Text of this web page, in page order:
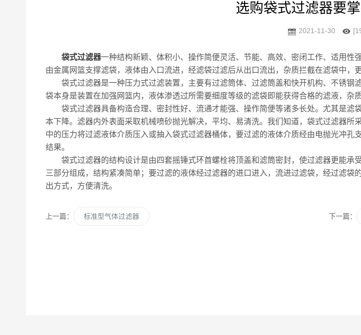
选购袋式过滤器要
2021-11-30
袋式过滤器一种结构新颖、体积小、操作简便灵活、节能、高效、密闭工作、适用
由金属网篮支撑滤袋，液体由入口流进，经滤袋过滤后从出口流出，杂质拦截在滤袋中，
袋式过滤器是一种压力式过滤装置，主要有过滤筒体、过滤筒盖和快开机构、不锈钢
袋本身是装置在加强网篮内，液体渗透过所需要细度等级的滤袋即能获得合格的滤液，杂
袋式过滤器具备构造合理、密封性好、流通才能强、操作简便等诸多长处。尤其是滤
本下降。滤器内外表面采取机械喷砂抛光解决，平均、易清洗。我们知道，袋式过滤器
中的压力将过滤液体介质压入或抽入袋式过滤器桶体，要过滤的液体介质经由电抛光冲
结果。
袋式过滤器的结构设计是由四套摇锤式环首螺栓将顶盖和滤筒密封，使过滤器更能承
三部分组成，结构紧凑简单；要过滤的液体经过滤器的进口进入，流进过滤袋，经过滤
出方式，方便清洗。
上一篇： 标准型气体过滤器 下一篇：